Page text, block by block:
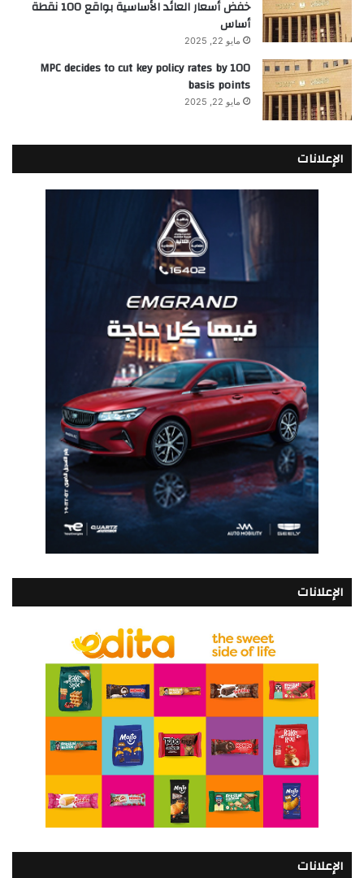
خفض أسعار العائد الأساسية بواقع 100 نقطة
أساس
مايو 22, 2025
MPC decides to cut key policy rates by 100
basis points
مايو 22, 2025
الإعلانات
الإعلانات
الإعلانات